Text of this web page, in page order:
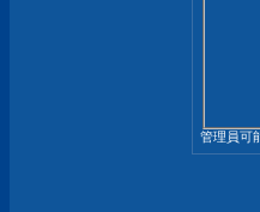
管理員可